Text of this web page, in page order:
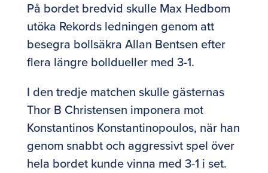
På bordet bredvid skulle Max Hedbom
utöka Rekords ledningen genom att
besegra bollsäkra Allan Bentsen efter
flera längre bolldueller med 3-1.
I den tredje matchen skulle gästernas
Thor B Christensen imponera mot
Konstantinos Konstantinopoulos, när han
genom snabbt och aggressivt spel över
hela bordet kunde vinna med 3-1 i set.